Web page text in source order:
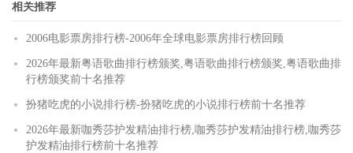
相关推荐
2006电影票房排行榜-2006年全球电影票房排行榜回顾
2026年最新粤语歌曲排行榜颁奖,粤语歌曲排行榜颁奖,粤语歌曲排
行榜颁奖前十名推荐
扮猪吃虎的小说排行榜-扮猪吃虎的小说排行榜前十名推荐
2026年最新咖秀莎护发精油排行榜,咖秀莎护发精油排行榜,咖秀莎
护发精油排行榜前十名推荐